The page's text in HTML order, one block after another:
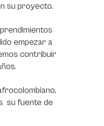
su proyecto.
empezar a
contribuir
su fuente de